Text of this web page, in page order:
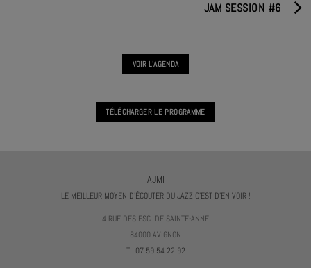
JAM SESSION #6
VOIR L'AGENDA
TÉLÉCHARGER LE PROGRAMME
AJMI
LE MEILLEUR MOYEN D'ÉCOUTER DU JAZZ C'EST D'EN VOIR !
4 RUE DES ESC. DE SAINTE-ANNE
84000 AVIGNON
T. 07 59 54 22 92